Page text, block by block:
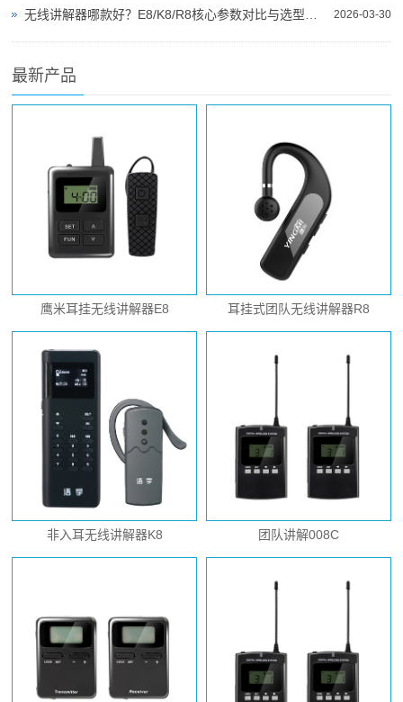
2026-03-30
无线讲解器哪款好？E8/K8/R8核心参数对比与选型指南
最新产品
鹰米耳挂无线讲解器E8 耳挂式团队无线讲解器R8
非入耳无线讲解器K8 团队讲解008C